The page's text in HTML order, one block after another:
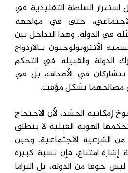
السلطة التقليدية في
حتى في مواجهة
في الدولة. وهذا التداخل بين
الأنثروبولوجيون بـالازدواج
الدولة والقبيلة في التحكم
تتشاركان في الأهداف، بل في
مصالحهما بشكل مؤقت.
إمكانية الحشد، لأن الاحتجاج
الهوية القبلية لا ينطلق
الشرعية الاجتماعية. وحين
إشارة امتناع، فإن نسبة كبيرة
خوفا من الدولة، بل التزاما